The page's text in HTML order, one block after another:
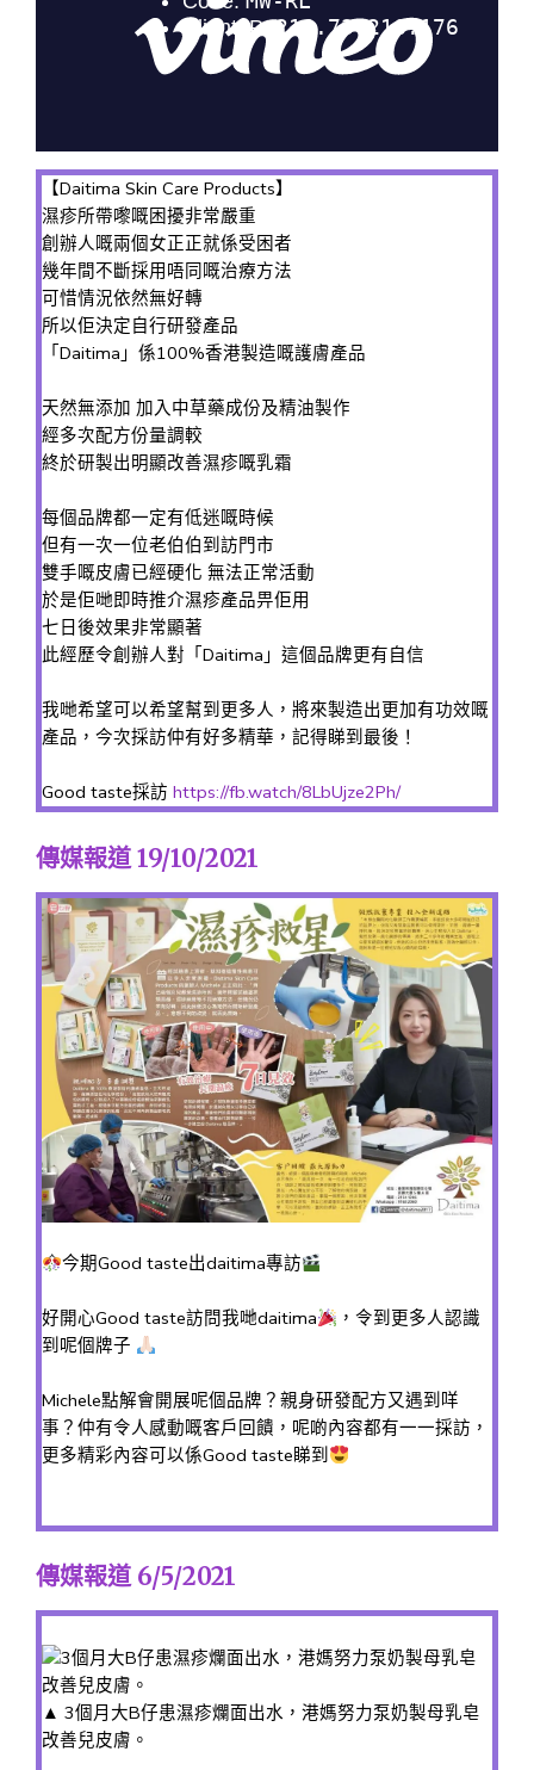
【Daitima Skin Care Products】
濕疹所帶嚟嘅困擾非常嚴重
創辦人嘅兩個女正正就係受困者
幾年間不斷採用唔同嘅治療方法
可惜情況依然無好轉
所以佢決定自行研發產品
「Daitima」係100%香港製造嘅護膚產品
天然無添加 加入中草藥成份及精油製作
經多次配方份量調較
終於研製出明顯改善濕疹嘅乳霜
每個品牌都一定有低迷嘅時候
但有一次一位老伯伯到訪門市
雙手嘅皮膚已經硬化 無法正常活動
於是佢哋即時推介濕疹產品畀佢用
七日後效果非常顯著
此經歷令創辦人對「Daitima」這個品牌更有自信
我哋希望可以希望幫到更多人，將來製造出更加有功效嘅
產品，今次採訪仲有好多精華，記得睇到最後！
Good taste採訪 https://fb.watch/8LbUjze2Ph/
傳媒報道 19/10/2021
今期Good taste出daitima專訪
好開心Good taste訪問我哋daitima
，令到更多人認識
到呢個牌子
Michele點解會開展呢個品牌？親身研發配方又遇到咩
事？仲有令人感動嘅客戶回饋，呢啲內容都有一一採訪，
更多精彩內容可以係Good taste睇到
傳媒報道 6/5/2021
▲ 3個月大B仔患濕疹爛面出水，港媽努力泵奶製母乳皂
改善兒皮膚。